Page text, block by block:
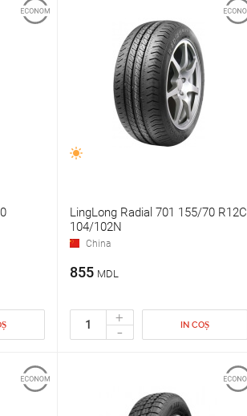
LingLong Radial 701 155/70 R12C
104/102N
China
855 MDL
+
- IN COȘ